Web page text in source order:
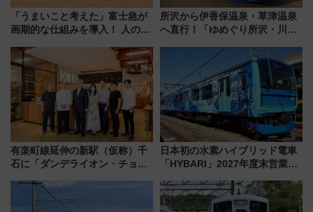
「うまいこと考えた」富士急が
画期的な仕組みを導入！ 人のか
ん」始動
所沢から伊香保温泉・草津温泉
へ直行！「ゆめぐり所沢・川越
軽に 運行ダイヤ・運賃を解説
有楽町線延伸の新駅（仮称）千
石に「ダンデライオン・チョコ
1億円出資で挑む新時代のまちづ
くりとは？
日本初の水素ハイブリッド電車
「HYBARI」2027年度末営業運
で水素利活用が加速